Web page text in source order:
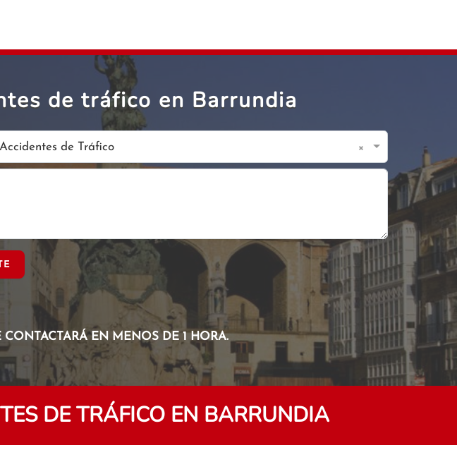
de tráfico en Barrundia
Accidentes de Tráfico ×
CONTACTARÁ EN MENOS DE 1 HORA.
DE TRÁFICO EN BARRUNDIA